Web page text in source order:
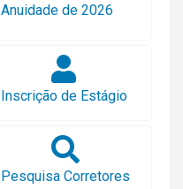
Anuidade de 2026
Inscrição de Estágio
Pesquisa Corretores